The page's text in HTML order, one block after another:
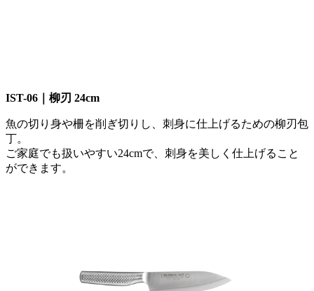
IST-06｜柳刃 24cm
魚の切り身や柵を削ぎ切りし、刺身に仕上げるための柳刃包
丁。
ご家庭でも扱いやすい24cmで、刺身を美しく仕上げること
ができます。